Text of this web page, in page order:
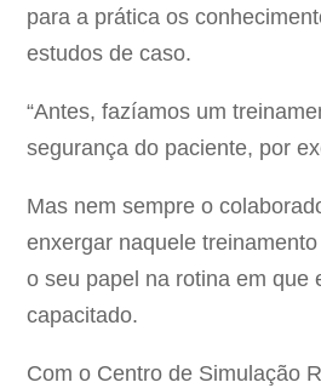
para a prática os
estudos de caso.
“Antes, fazíamos um
segurança do paciente, por
Mas nem sempre o
enxergar naquele
o seu papel na rotina em que
capacitado.
Com o Centro de Simulação